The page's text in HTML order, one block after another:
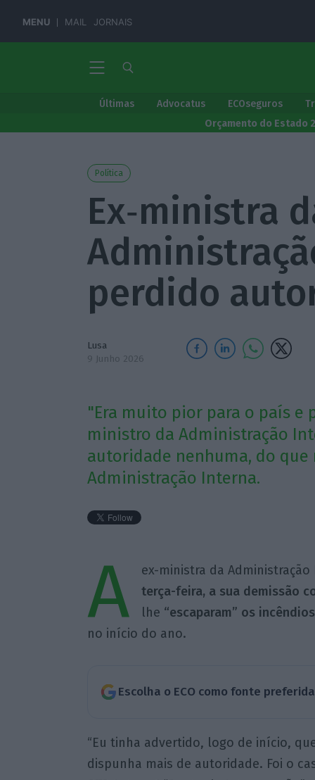
MENU MAIL JORNAIS
Últimas Advocatus ECOseguros
Orçamento do Estado
Política
Ex‑ministra
perdido
Lusa
9 Junho 2026
"Era muito pior para o país e
ministro da Administração
autoridade nenhuma, do
Administração Interna.
A ex-ministra da
terça-feira, a sua demissão
lhe “escaparam” os
no início do ano.
Escolha o ECO como fonte
“Eu tinha advertido, logo de início,
dispunha mais de autoridade. Foi o